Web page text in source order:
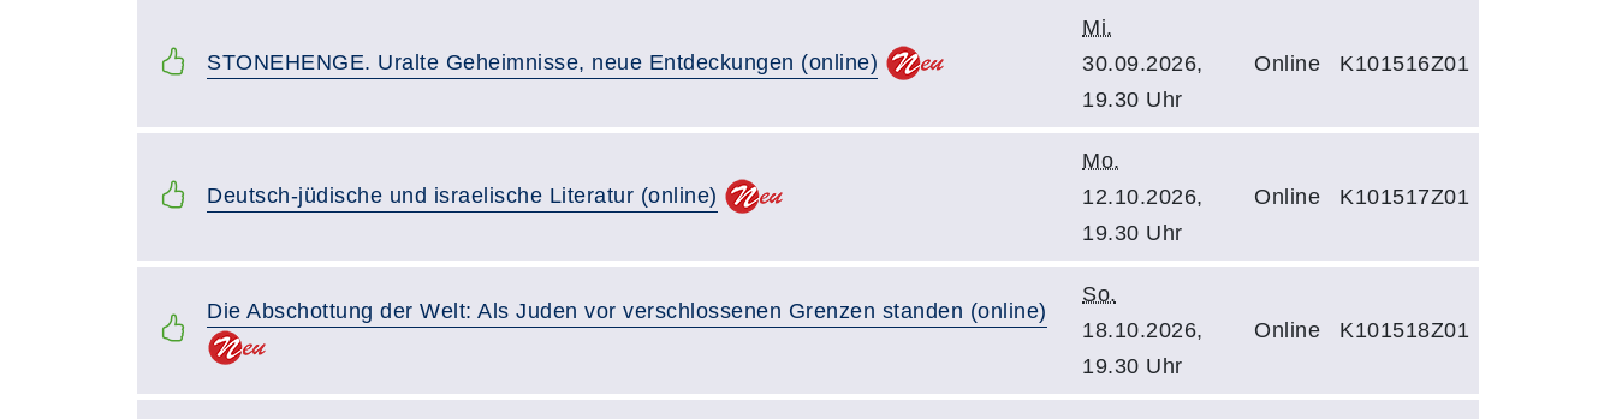
STONEHENGE. Uralte Geheimnisse, neue Entdeckungen (online)
Mi.
30.09.2026,
19.30 Uhr
Online K101516Z01
Deutsch-jüdische und israelische Literatur (online)
Mo.
12.10.2026,
19.30 Uhr
Online K101517Z01
Die Abschottung der Welt: Als Juden vor verschlossenen Grenzen standen (online)
So.
18.10.2026,
19.30 Uhr
Online K101518Z01